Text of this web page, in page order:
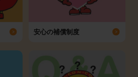
安心の補償制度